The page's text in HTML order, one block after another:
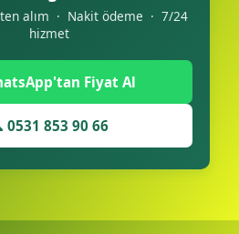
alım · Nakit ödeme · 7/24
hizmet
Fiyat Al
0531 853 90 66